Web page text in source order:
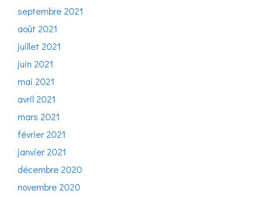
septembre 2021
août 2021
juillet 2021
juin 2021
mai 2021
avril 2021
mars 2021
février 2021
janvier 2021
décembre 2020
novembre 2020